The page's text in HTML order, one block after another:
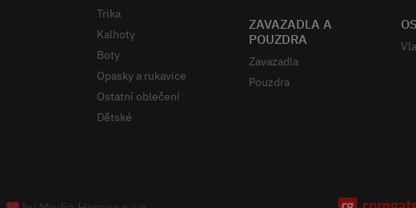
Trika
Kalhoty
Boty
Opasky a rukavice
Ostatní oblečení
Dětské
ZAVAZADLA A
POUZDRA
Zavazadla
Pouzdra